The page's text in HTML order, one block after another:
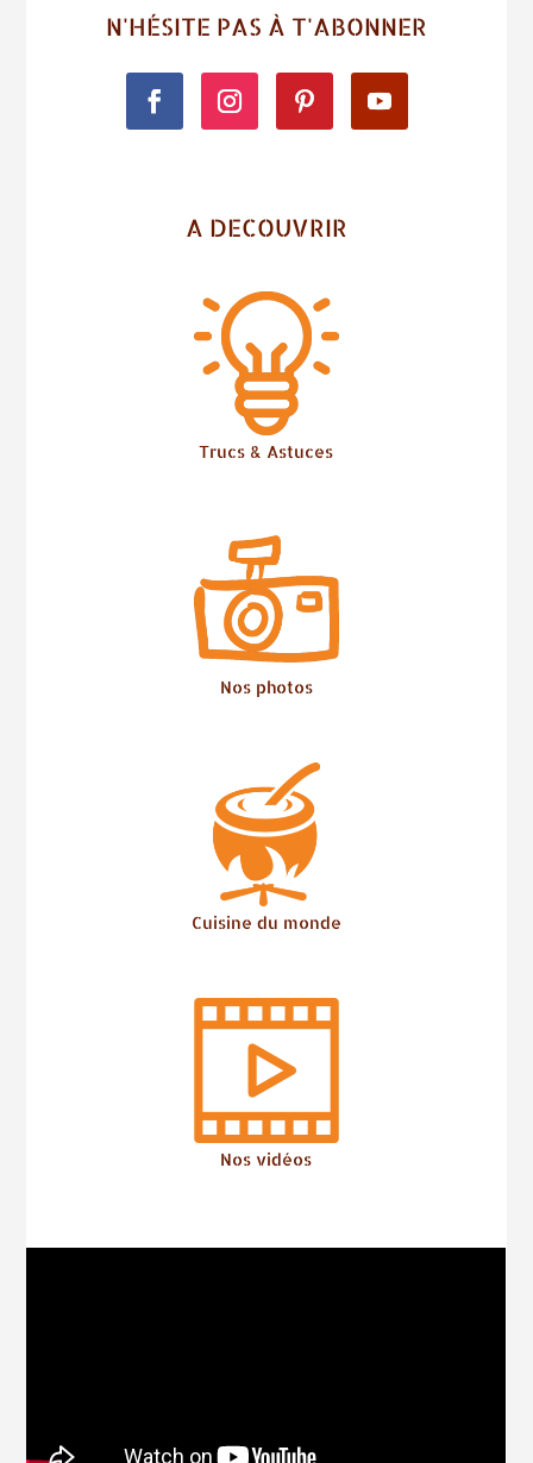
N'HÉSITE PAS À T'ABONNER
A DECOUVRIR
Trucs & Astuces
Nos photos
Cuisine du monde
Nos vidéos